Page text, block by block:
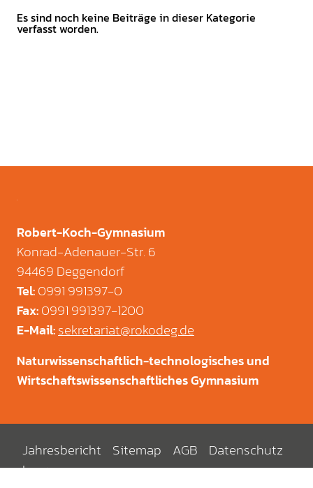
Es sind noch keine Beiträge in dieser Kategorie
verfasst worden.
Robert-Koch-Gymnasium
Konrad-Adenauer-Str. 6
94469 Deggendorf
Tel:0991 991397-0
Fax:0991 991397-1200
E-Mail:sekretariat@rokodeg.de
Naturwissenschaftlich-technologisches und
Wirtschaftswissenschaftliches Gymnasium
Jahresbericht Sitemap AGB
Datenschutz
Impressum